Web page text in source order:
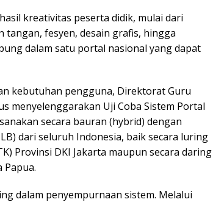
kreativitas peserta didik, mulai dari
fesyen, desain grafis, hingga
dalam satu portal nasional yang dapat
kebutuhan pengguna, Direktorat Guru
menyelenggarakan Uji Coba Sistem Portal
secara bauran (hybrid) dengan
dari seluruh Indonesia, baik secara luring
Provinsi DKI Jakarta maupun secara daring
Papua.
dalam penyempurnaan sistem. Melalui